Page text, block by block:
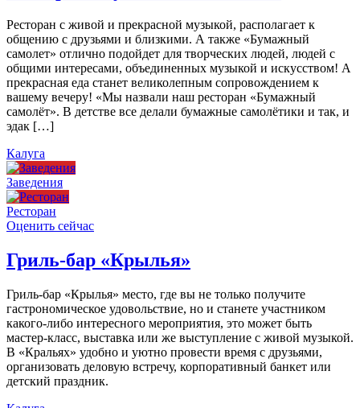
Ресторан с живой и прекрасной музыкой, располагает к
общению с друзьями и близкими. А также «Бумажный
самолет» отлично подойдет для творческих людей, людей с
общими интересами, объединенных музыкой и искусством! А
прекрасная еда станет великолепным сопровождением к
вашему вечеру! «Мы назвали наш ресторан «Бумажный
самолёт». В детстве все делали бумажные самолётики и так, и
эдак […]
Калуга
Заведения
Ресторан
Оценить сейчас
Гриль-бар «Крылья»
Гриль-бар «Крылья» место, где вы не только получите
гастрономическое удовольствие, но и станете участником
какого-либо интересного мероприятия, это может быть
мастер-класс, выставка или же выступление с живой музыкой.
В «Кральях» удобно и уютно провести время с друзьями,
организовать деловую встречу, корпоративный банкет или
детский праздник.